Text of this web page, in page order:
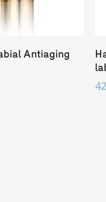
CarritoAntiaging